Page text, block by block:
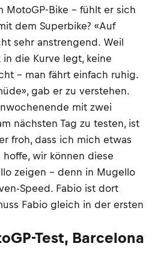
MotoGP-Bike – fühlt er sich
dem Superbike? «Auf
sehr anstrengend. Weil
die Kurve legt, keine
– man fährt einfach ruhig.
gab er zu verstehen.
mit zwei
nächsten Tag zu testen, ist
froh, dass ich mich etwas
wir können diese
zeigen – denn in Mugello
Speed. Fabio ist dort
Fabio gleich in der ersten
Test, Barcelona